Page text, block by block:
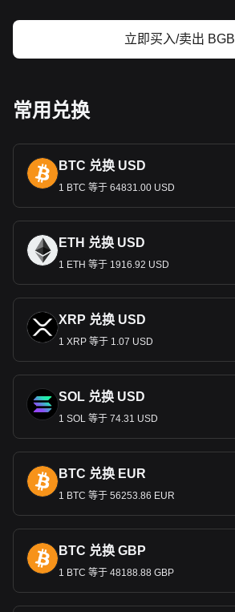
立即买入/卖出 BGB
常用兑换
BTC 兑换 USD
1 BTC 等于 64831.00 USD
ETH 兑换 USD
1 ETH 等于 1916.92 USD
XRP 兑换 USD
1 XRP 等于 1.07 USD
SOL 兑换 USD
1 SOL 等于 74.31 USD
BTC 兑换 EUR
1 BTC 等于 56253.86 EUR
BTC 兑换 GBP
1 BTC 等于 48188.88 GBP